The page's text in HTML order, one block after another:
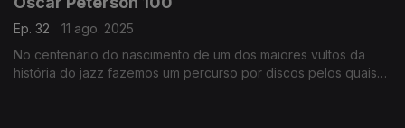
Ep. 32
11 ago. 2025
No centenário do nascimento de um dos maiores vultos da
história do jazz fazemos um percurso por discos pelos quais